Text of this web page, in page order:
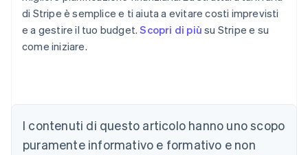
di Stripe è semplice e ti aiuta a evitare costi imprevisti
e a gestire il tuo budget.Scopri di più su Stripe e su
come iniziare.
I contenuti di questo articolo hanno uno scopo
puramente informativo e formativo e non
NederlandsFrançaisDeutschEnglish
Brasile